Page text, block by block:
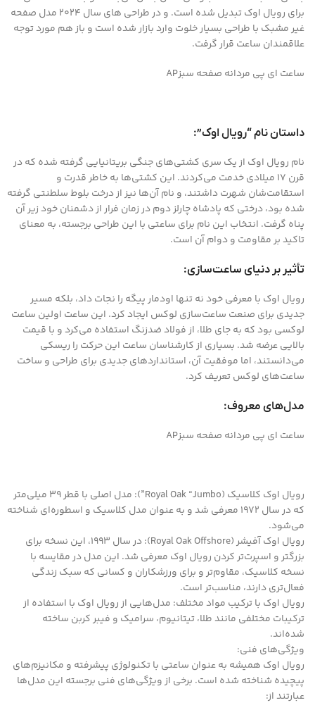
برای رویال اوک تبدیل شده است. و در طراحی های سال 2024 مدل صفحه
غیر مشبک با طراحی بسیار خلوت وارد بازار شده است و باز هم مورد توجه
علاقمندان ساعت قرار گرفت.
ساعت ای پی مردانه صفحه سبزAP
داستان نام “رویال اوک”:
نام رویال اوک از یک سری کشتی‌های جنگی بریتانیایی گرفته شده که در
قرن 17 میلادی خدمت می‌کردند. این کشتی‌ها به خاطر قدرت و
استقامت‌شان شهرت داشتند، و نام آن‌ها نیز از درخت بلوط سلطنتی گرفته
شده بود، درختی که پادشاه چارلز دوم در زمان فرار از دشمنان خود زیر آن
پناه گرفت. انتخاب این نام برای ساعتی با این طراحی برجسته، به معنای
تاکید بر مقاومت و دوام آن است.
تأثیر بر دنیای ساعت‌سازی:
رویال اوک با معرفی خود نه تنها اودمار پیگه را نجات داد، بلکه مسیر
جدیدی برای صنعت ساعت‌سازی لوکس ایجاد کرد. این ساعت اولین ساعت
لوکسی بود که به جای طلا، از فولاد ضدزنگ استفاده می‌کرد و با قیمت
بالایی عرضه شد. بسیاری از کارشناسان ساعت این حرکت را ریسکی
می‌دانستند، اما موفقیت آن، استانداردهای جدیدی برای طراحی و ساخت
ساعت‌های لوکس تعریف کرد.
مدل‌های معروف:
ساعت ای پی مردانه صفحه سبزAP
رویال اوک کلاسیک (Royal Oak “Jumbo”): مدل اصلی با قطر 39 میلی‌متر
که در سال 1972 معرفی شد و به عنوان مدل کلاسیک و اسطوره‌ای شناخته
می‌شود.
رویال اوک آفیشر (Royal Oak Offshore): در سال 1993، این نسخه برای
بزرگتر و اسپرت‌تر کردن رویال اوک معرفی شد. این مدل در مقایسه با
نسخه کلاسیک، مقاوم‌تر و برای ورزشکاران و کسانی که سبک زندگی
فعال‌تری دارند، مناسب‌تر است.
رویال اوک با ترکیب مواد مختلف: مدل‌هایی از رویال اوک با استفاده از
ترکیبات مختلفی مانند طلا، تیتانیوم، سرامیک و فیبر کربن ساخته
شده‌اند.
ویژگی‌های فنی:
رویال اوک همیشه به عنوان ساعتی با تکنولوژی پیشرفته و مکانیزم‌های
پیچیده شناخته شده است. برخی از ویژگی‌های فنی برجسته این مدل‌ها
عبارتند از: